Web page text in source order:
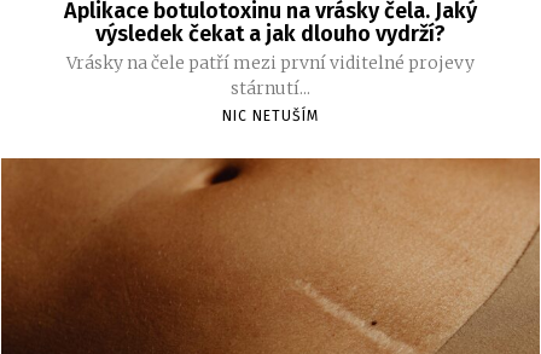
Aplikace botulotoxinu na vrásky čela. Jaký
výsledek čekat a jak dlouho vydrží?
Vrásky na čele patří mezi první viditelné projevy
stárnutí...
NIC NETUŠÍM